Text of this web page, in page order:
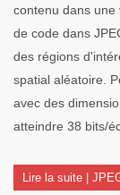
contenu dans une
de code dans
des régions
spatial aléatoire.
avec des
atteindre 38 bits/
Lire la suite |